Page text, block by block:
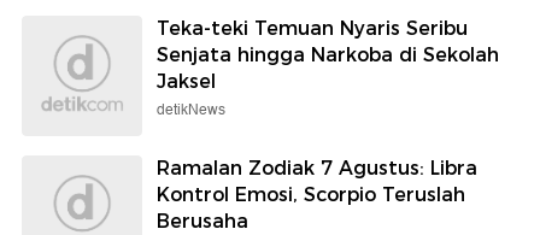
Teka-teki Temuan Nyaris Seribu
Senjata hingga Narkoba di Sekolah
Jaksel
detikNews
Ramalan Zodiak 7 Agustus: Libra
Kontrol Emosi, Scorpio Teruslah
Berusaha